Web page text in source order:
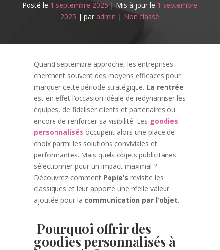
Posté le 1 septembre 2025 | Mis à jour le 1 septembre
2025 |par admin | Non classé
Quand septembre approche, les entreprises
cherchent souvent des moyens efficaces pour
marquer cette période stratégique. La rentrée
est en effet l’occasion idéale de redynamiser les
équipes, de fidéliser clients et partenaires ou
encore de renforcer sa visibilité. Les goodies
personnalisés occupent alors une place de
choix parmi les solutions conviviales et
performantes. Mais quels objets publicitaires
sélectionner pour un impact maximal ?
Découvrez comment Popie’s revisite les
classiques et leur apporte une réelle valeur
ajoutée pour la communication par l’objet.
Pourquoi offrir des
goodies personnalisés à